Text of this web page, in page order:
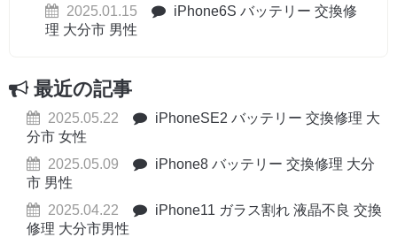
2025.01.15
iPhone6S バッテリー 交換修
理 大分市 男性
最近の記事
2025.05.22
iPhoneSE2 バッテリー 交換修理 大
分市 女性
2025.05.09
iPhone8 バッテリー 交換修理 大分
市 男性
2025.04.22
iPhone11 ガラス割れ 液晶不良 交換
修理 大分市男性